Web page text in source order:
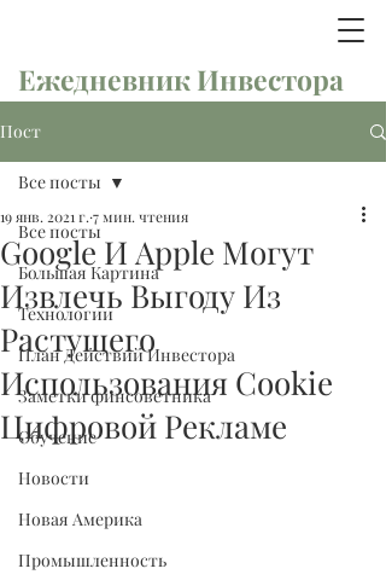
Ежедневник Инвестора
Пост
Все посты
Большая Картина
Технологии
План Действий Инвестора
Заметки финсоветника
Обучение
Новости
Новая Америка
Промышленность
Все посты
Google И Apple Могут
Извлечь Выгоду Из
Растущего
Использования Cookie
Цифровой Рекламе
19 янв. 2021 г. 7 мин. чтения